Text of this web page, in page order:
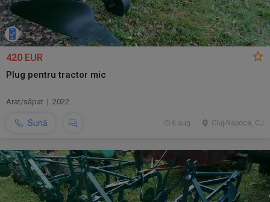
420 EUR
Plug pentru tractor mic
Arat/săpat | 2022
Sună Cluj-Napoca, CJ
6 aug.